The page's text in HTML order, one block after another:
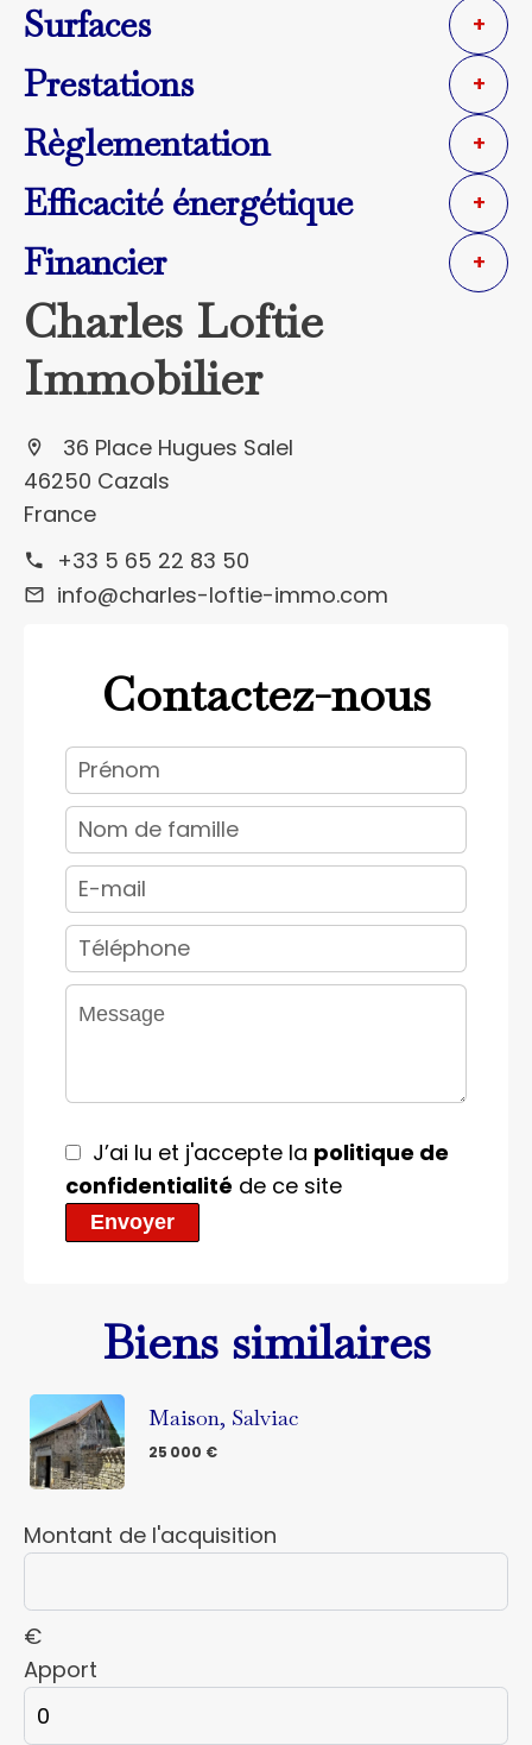
Surfaces +
Prestations +
Règlementation +
Efficacité énergétique +
Financier +
Charles Loftie
Immobilier
36 Place Hugues Salel
46250 Cazals
France
+33 5 65 22 83 50
info@charles-loftie-immo.com
Contactez-nous
J’ai lu et j'accepte la politique de
confidentialité de ce site
Envoyer
Biens similaires
Maison, Salviac
25 000 €
Montant de l'acquisition
€
Apport